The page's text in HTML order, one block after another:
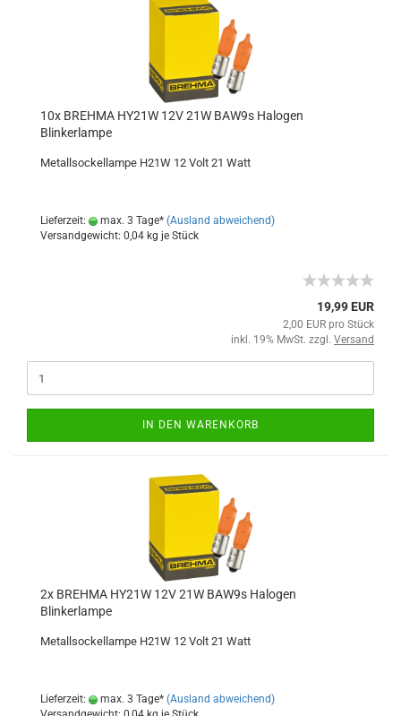
10x BREHMA HY21W 12V 21W BAW9s Halogen
Blinkerlampe
Metallsockellampe H21W 12 Volt 21 Watt
Lieferzeit: max. 3 Tage* (Ausland abweichend)
Versandgewicht: 0,04 kg je Stück
19,99 EUR
2,00 EUR pro Stück
inkl. 19% MwSt. zzgl. Versand
IN DEN WARENKORB
2x BREHMA HY21W 12V 21W BAW9s Halogen
Blinkerlampe
Metallsockellampe H21W 12 Volt 21 Watt
Lieferzeit: max. 3 Tage* (Ausland abweichend)